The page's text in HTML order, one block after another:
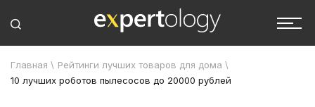
Главная \ Рейтинги лучших товаров для дома \
10 лучших роботов пылесосов до 20000 рублей